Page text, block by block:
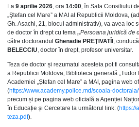
La 9 aprilie 2026, ora 14:00, în Sala Consiliului
„Ştefan cel Mare” a MAI al Republicii Moldova,
Gh. Asachi, 21, blocul administrativ), va avea loc
de doctor în drept cu tema „Persoana juridică de
către doctorandul Ghenadie PREŢIVATÎI ,
BELECCIU, doctor în drept, profesor universitar.
Teza de doctor și rezumatul acesteia pot fi
a Republicii Moldova, Biblioteca generală „Tudor
Academiei „Ștefan cel Mare” a MAI, pagina web
(https://www.academy.police.md/scoala-
precum și pe pagina web oficială a Agenției
în Educație și Cercetare la următorul link: (https://
teza.pdf).